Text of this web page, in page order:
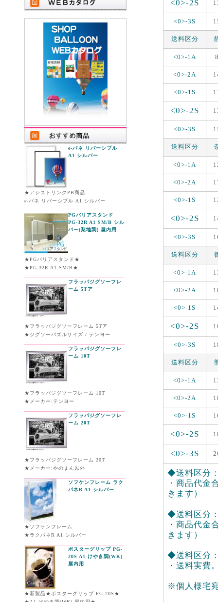
e-パネ リバーシブル
A1 シルバー
★アシストリンクPB商品
e-パネ リバーシブル A1 シルバー
PGバリアスタンド
PG-32R A1 SM/B シル
バー(梨地調) 屋内用
★PGバリアスタンド★
★PG-32R A1 SM/B★
フラッパジグソーフレ
ーム 5Tア
★フラッパジグソーフレーム 5Tア
★ジグソーパズルサイズ / テンヨー
フラッパジグソーフレ
ーム 10T
★フラッパジグソーフレーム 10T
★メーカー:テンヨー
フラッパジグソーフレ
ーム 20T
★フラッパジグソーフレーム 20T
★メーカー:やのまん以外
ソフケンフレーム ラク
パネR A1 シルバー
★ソフケンフレーム
★ラクパネR A1 シルバー
ポスターグリップ PG-
20S A1 けやき調(WK)
屋内用
★新製品★ポスターグリップ PG-20S★
<0>-2S
<0>-3S
送料区分
<0>-1A
<0>-2A
<0>-1S
<0>-2S
<0>-3S
送料区分
<0>-1A
<0>-2A
<0>-1S
<0>-2S
<0>-3S
送料区分
<0>-1A
<0>-2A
<0>-1S
<0>-2S
<0>-3S
送料区分
<0>-1A
<0>-2A
<0>-1S
<0>-2S
<0>-3S
◆送料区分
・商品代金
きます）
◆送料区分
・商品代金
きます）
◆送料区分
・送料実費
※個人様宅